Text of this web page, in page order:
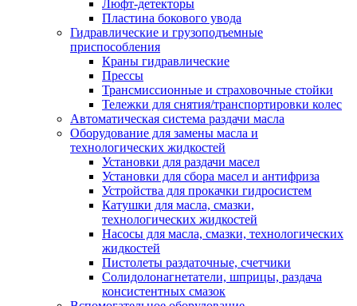
Люфт-детекторы
Пластина бокового увода
Гидравлические и грузоподъемные
приспособления
Краны гидравлические
Прессы
Трансмиссионные и страховочные стойки
Тележки для снятия/транспортировки колес
Автоматическая система раздачи масла
Оборудование для замены масла и
технологических жидкостей
Установки для раздачи масел
Установки для сбора масел и антифриза
Устройства для прокачки гидросистем
Катушки для масла, смазки,
технологических жидкостей
Насосы для масла, смазки, технологических
жидкостей
Пистолеты раздаточные, счетчики
Солидолонагнетатели, шприцы, раздача
консистентных смазок